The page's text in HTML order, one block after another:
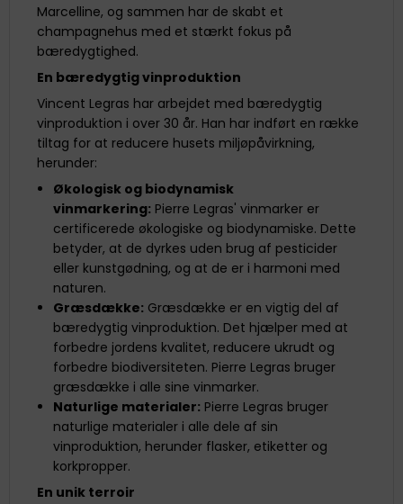
Marcelline, og sammen har de skabt et
champagnehus med et stærkt fokus på
bæredygtighed.
En bæredygtig vinproduktion
Vincent Legras har arbejdet med bæredygtig
vinproduktion i over 30 år. Han har indført en række
tiltag for at reducere husets miljøpåvirkning,
herunder:
Økologisk og biodynamisk
vinmarkering: Pierre Legras' vinmarker er
certificerede økologiske og biodynamiske. Dette
betyder, at de dyrkes uden brug af pesticider
eller kunstgødning, og at de er i harmoni med
naturen.
Græsdække: Græsdække er en vigtig del af
bæredygtig vinproduktion. Det hjælper med at
forbedre jordens kvalitet, reducere ukrudt og
forbedre biodiversiteten. Pierre Legras bruger
græsdække i alle sine vinmarker.
Naturlige materialer: Pierre Legras bruger
naturlige materialer i alle dele af sin
vinproduktion, herunder flasker, etiketter og
korkpropper.
En unik terroir